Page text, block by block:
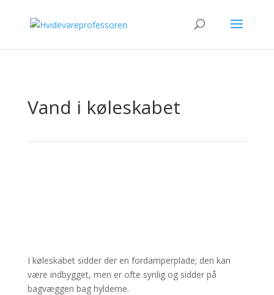
Vand i køleskabet
I køleskabet sidder der en fordamperplade; den kan
være indbygget, men er ofte synlig og sidder på
bagvæggen bag hylderne.